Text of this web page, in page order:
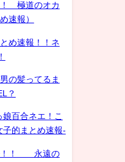
！ 極道のオカ
速報）
め速報！！ネ
の髪ってるま
？
百合ネエ！こ
子的まとめ速報-
！！ 永遠の